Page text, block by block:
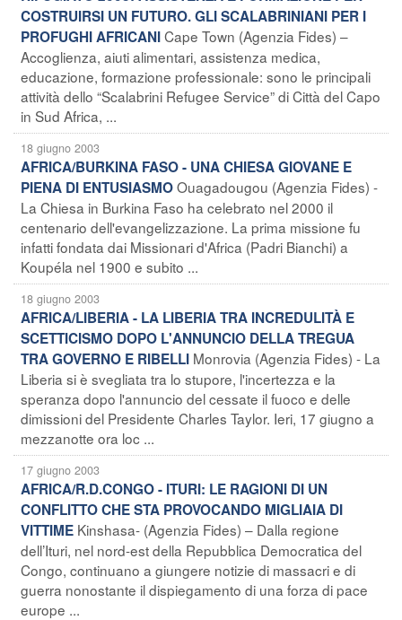
COSTRUIRSI UN FUTURO. GLI SCALABRINIANI PER I
PROFUGHI AFRICANICape Town (Agenzia Fides) –
Accoglienza, aiuti alimentari, assistenza medica,
educazione, formazione professionale: sono le principali
attività dello “Scalabrini Refugee Service” di Città del Capo
in Sud Africa, ...
18 giugno 2003
AFRICA/BURKINA FASO - UNA CHIESA GIOVANE E
PIENA DI ENTUSIASMOOuagadougou (Agenzia Fides) -
La Chiesa in Burkina Faso ha celebrato nel 2000 il
centenario dell'evangelizzazione. La prima missione fu
infatti fondata dai Missionari d'Africa (Padri Bianchi) a
Koupéla nel 1900 e subito ...
18 giugno 2003
AFRICA/LIBERIA - LA LIBERIA TRA INCREDULITÀ E
SCETTICISMO DOPO L'ANNUNCIO DELLA TREGUA
TRA GOVERNO E RIBELLI Monrovia (Agenzia Fides) - La
Liberia si è svegliata tra lo stupore, l'incertezza e la
speranza dopo l'annuncio del cessate il fuoco e delle
dimissioni del Presidente Charles Taylor. Ieri, 17 giugno a
mezzanotte ora loc ...
17 giugno 2003
AFRICA/R.D.CONGO - ITURI: LE RAGIONI DI UN
CONFLITTO CHE STA PROVOCANDO MIGLIAIA DI
VITTIME Kinshasa- (Agenzia Fides) – Dalla regione
dell’Ituri, nel nord-est della Repubblica Democratica del
Congo, continuano a giungere notizie di massacri e di
guerra nonostante il dispiegamento di una forza di pace
europe ...